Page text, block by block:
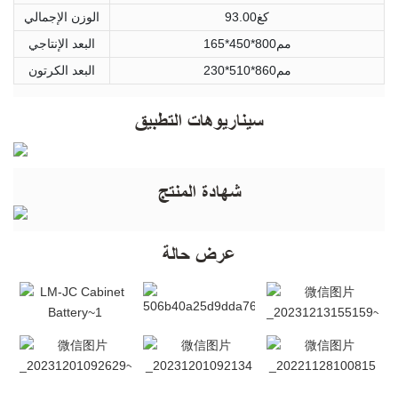
الوزن الإجمالي
كغ93.00
البعد الإنتاجي
مم800*450*165
البعد الكرتون
مم860*510*230
سيناريوهات التطبيق
شهادة المنتج
عرض حالة